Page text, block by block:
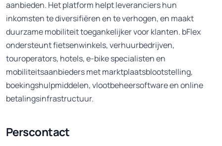
aanbieden. Het platform helpt leveranciers hun
inkomsten te diversifiëren en te verhogen, en maakt
duurzame mobiliteit toegankelijker voor klanten. bFlex
ondersteunt fietsenwinkels, verhuurbedrijven,
touroperators, hotels, e-bike specialisten en
mobiliteitsaanbieders met marktplaatsblootstelling,
boekingshulpmiddelen, vlootbeheersoftware en online
betalingsinfrastructuur.
Perscontact